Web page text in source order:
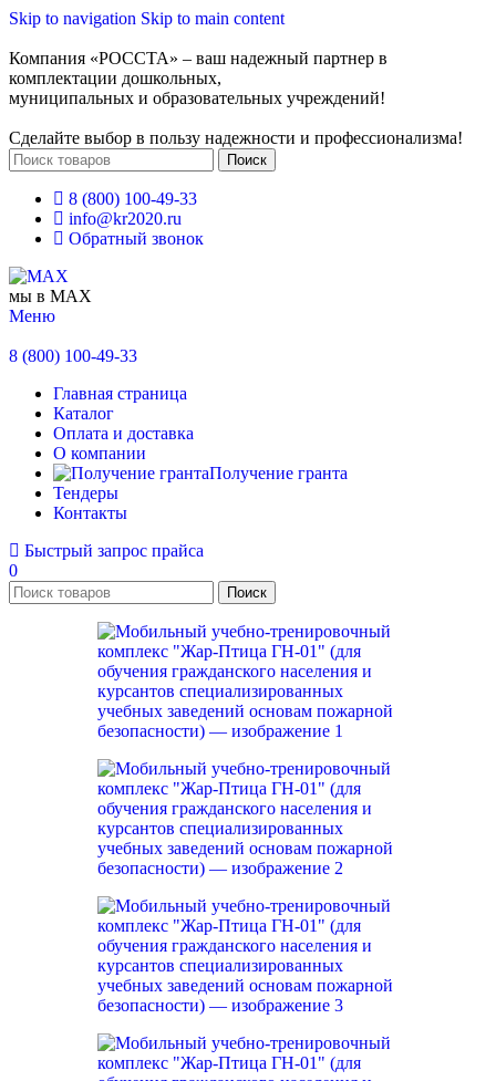
Skip to navigation Skip to main content
Компания «РОССТА» – ваш надежный партнер в
комплектации дошкольных,
муниципальных и образовательных учреждений!
Сделайте выбор в пользу надежности и профессионализма!
Поиск
8 (800) 100-49-33
info@kr2020.ru
Обратный звонок
мы в MAX
Меню
8 (800) 100-49-33
Главная страница
Каталог
Оплата и доставка
О компании
Получение гранта
Тендеры
Контакты
Быстрый запрос прайса
0
Поиск